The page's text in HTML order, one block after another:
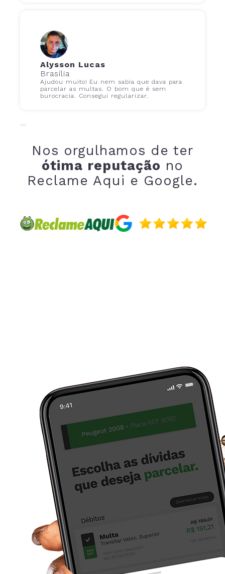
Alysson Lucas
Brasília
Ajudou muito! Eu nem sabia que dava para
parcelar as multas. O bom que é sem
burocracia. Consegui regularizar.
Nos orgulhamos de ter
ótima reputação no
Reclame Aqui e Google.